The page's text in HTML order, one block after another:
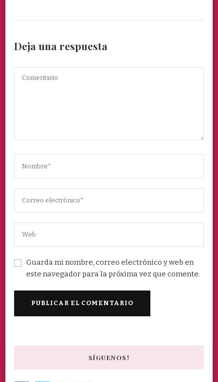
Deja una respuesta
Guarda mi nombre, correo electrónico y web en
este navegador para la próxima vez que comente.
SÍGUENOS!